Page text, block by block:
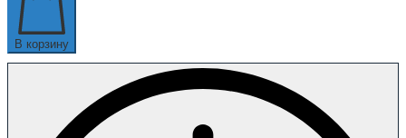
В корзину